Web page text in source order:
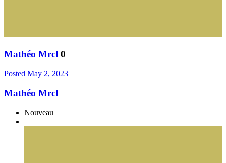
Mathéo Mrcl 0
Posted May 2, 2023
Mathéo Mrcl
Nouveau